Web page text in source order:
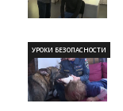
УРОКИ БЕЗОПАСНОСТИ